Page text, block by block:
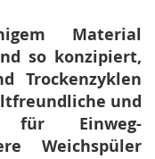
Material
so konzipiert,
Trockenzyklen
und
für Einweg-
Weichspüler